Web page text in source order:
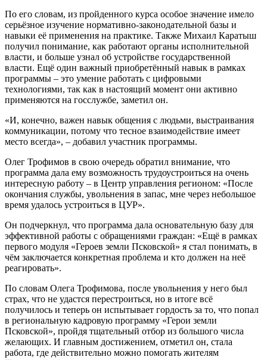
По его словам, из пройденного курса особое значение имело
серьёзное изучение нормативно-законодательной базы и
навыки её применения на практике. Также Михаил Каратыш
получил понимание, как работают органы исполнительной
власти, и больше узнал об устройстве государственной
власти. Ещё один важный приобретённый навык в рамках
программы – это умение работать с цифровыми
технологиями, так как в настоящий момент они активно
применяются на госслужбе, заметил он.
«И, конечно, важен навык общения с людьми, выстраивания
коммуникации, потому что тесное взаимодействие имеет
место всегда», – добавил участник программы.
Олег Трофимов в свою очередь обратил внимание, что
программа дала ему возможность трудоустроиться на очень
интересную работу – в Центр управления регионом: «После
окончания службы, увольнения в запас, мне через небольшое
время удалось устроиться в ЦУР».
Он подчеркнул, что программа дала основательную базу для
эффективной работы с обращениями граждан: «Ещё в рамках
первого модуля «Героев земли Псковской» я стал понимать, в
чём заключается конкретная проблема и кто должен на неё
реагировать».
По словам Олега Трофимова, после увольнения у него был
страх, что не удастся перестроиться, но в итоге всё
получилось и теперь он испытывает гордость за то, что попал
в региональную кадровую программу «Герои земли
Псковской», пройдя тщательный отбор из большого числа
желающих. И главным достижением, отметил он, стала
работа, где действительно можно помогать жителям